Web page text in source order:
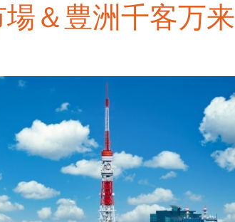
場＆豊洲千客万来